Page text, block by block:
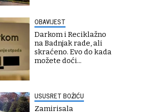
OBAVIJEST
Darkom i Reciklažno
na Badnjak rade, ali
skraćeno. Evo do kada
možete doći...
USUSRET BOŽIĆU
Zamirisala